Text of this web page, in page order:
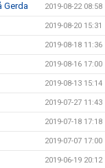
Gerda 2019-08-22 08:58
2019-08-20 15:31
2019-08-18 11:36
2019-08-16 17:00
2019-08-13 15:14
2019-07-27 11:43
2019-07-18 17:18
2019-07-07 17:00
2019-06-19 20:12